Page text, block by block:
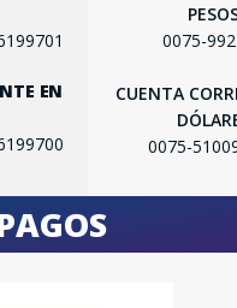
EN
0075-
CUENTA
0075-